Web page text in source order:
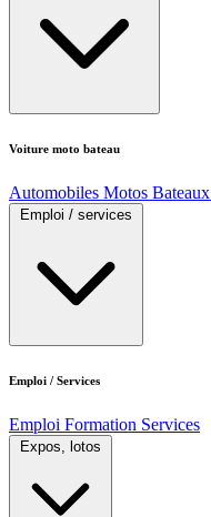
Voiture moto bateau
Automobiles Motos Bateaux
Emploi / services
Emploi / Services
Emploi Formation Services
Expos, lotos